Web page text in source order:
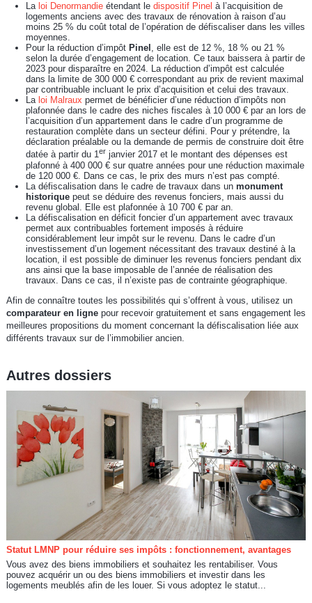
La loi Denormandieétendant le dispositif Pinel à l’acquisition de
logements anciens avec des travaux de rénovation à raison d’au
moins 25 % du coût total de l’opération de défiscaliser dans les villes
moyennes.
Pour la réduction d’impôt Pinel , elle est de 12 %, 18 % ou 21 %
selon la durée d’engagement de location. Ce taux baissera à partir de
2023 pour disparaître en 2024. La réduction d’impôt est calculée
dans la limite de 300 000 € correspondant au prix de revient maximal
par contribuable incluant le prix d’acquisition et celui des travaux.
La loi Malraux permet de bénéficier d’une réduction d’impôts non
plafonnée dans le cadre des niches fiscales à 10 000 € par an lors de
l’acquisition d’un appartement dans le cadre d’un programme de
restauration complète dans un secteur défini. Pour y prétendre, la
déclaration préalable ou la demande de permis de construire doit être
datée à partir du 1er janvier 2017 et le montant des dépenses est
plafonné à 400 000 € sur quatre années pour une réduction maximale
de 120 000 €. Dans ce cas, le prix des murs n’est pas compté.
La défiscalisation dans le cadre de travaux dans un monument
historiquepeut se déduire des revenus fonciers, mais aussi du
revenu global. Elle est plafonnée à 10 700 € par an.
La défiscalisation en déficit foncier d’un appartement avec travaux
permet aux contribuables fortement imposés à réduire
considérablement leur impôt sur le revenu. Dans le cadre d’un
investissement d’un logement nécessitant des travaux destiné à la
location, il est possible de diminuer les revenus fonciers pendant dix
ans ainsi que la base imposable de l’année de réalisation des
travaux. Dans ce cas, il n’existe pas de contrainte géographique.
Afin de connaître toutes les possibilités qui s’offrent à vous, utilisez un
comparateur en lignepour recevoir gratuitement et sans engagement les
meilleures propositions du moment concernant la défiscalisation liée aux
différents travaux sur de l’immobilier ancien.
Autres dossiers
Statut LMNP pour réduire ses impôts : fonctionnement, avantages
Vous avez des biens immobiliers et souhaitez les rentabiliser. Vous
pouvez acquérir un ou des biens immobiliers et investir dans les
logements meublés afin de les louer. Si vous adoptez le statut...